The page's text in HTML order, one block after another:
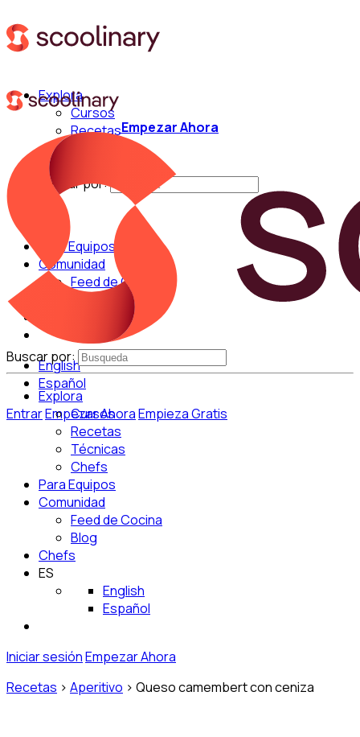
Explora
Cursos
Recetas
Buscar por:
Para Equipos
Comunidad
Feed de Cocina
English
Español
EntrarEmpezar AhoraEmpieza Gratis
Empezar Ahora
Buscar por:
Explora
Cursos
Recetas
Técnicas
Chefs
Para Equipos
Comunidad
Feed de Cocina
Blog
Chefs
ES
English
Español
Iniciar sesiónEmpezar Ahora
Recetas > Aperitivo > Queso camembert con ceniza